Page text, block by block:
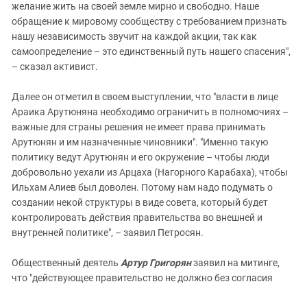
желание жить на своей земле мирно и свободно. Наше
обращение к мировому сообществу с требованием признать
нашу независимость звучит на каждой акции, так как
самоопределение – это единственный путь нашего спасения",
– сказал активист.
Далее он отметил в своем выступлении, что "власти в лице
Араика Арутюняна необходимо ограничить в полномочиях –
важные для страны решения не имеет права принимать
Арутюнян и им назначенные чиновники". "Именно такую
политику ведут Арутюнян и его окружение – чтобы люди
добровольно уехали из Арцаха (Нагорного Карабаха), чтобы
Ильхам Алиев был доволен. Потому нам надо подумать о
создании некой структуры в виде совета, который будет
контролировать действия правительства во внешней и
внутренней политике", – заявил Петросян.
Общественный деятель Артур Григорянзаявил на митинге,
что "действующее правительство не должно без согласия